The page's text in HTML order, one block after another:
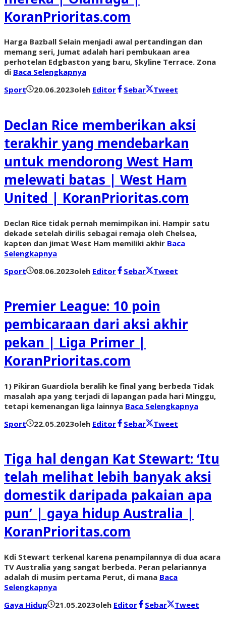
KoranPrioritas.com
Harga Bazball Selain menjadi awal pertandingan dan
memang seri, Jumat adalah hari pembukaan area
perhotelan Edgbaston yang baru, Skyline Terrace. Zona
di Baca Selengkapnya
Sport
20.06.2023oleh Editor Sebar Tweet
Declan Rice memberikan aksi
terakhir yang mendebarkan
untuk mendorong West Ham
melewati batas | West Ham
United | KoranPrioritas.com
Declan Rice tidak pernah memimpikan ini. Hampir satu
dekade setelah dirilis sebagai remaja oleh Chelsea,
kapten dan jimat West Ham memiliki akhir Baca
Selengkapnya
Sport
08.06.2023oleh Editor Sebar Tweet
Premier League: 10 poin
pembicaraan dari aksi akhir
pekan | Liga Primer |
KoranPrioritas.com
1) Pikiran Guardiola beralih ke final yang berbeda Tidak
masalah apa yang terjadi di lapangan pada hari Minggu,
tetapi kemenangan liga lainnya Baca Selengkapnya
Sport
22.05.2023oleh Editor Sebar Tweet
Tiga hal dengan Kat Stewart: ‘Itu
telah melihat lebih banyak aksi
domestik daripada pakaian apa
pun’ | gaya hidup Australia |
KoranPrioritas.com
Kdi Stewart terkenal karena penampilannya di dua acara
TV Australia yang sangat berbeda. Peran pelariannya
adalah di musim pertama Perut, di mana Baca
Selengkapnya
Gaya Hidup
21.05.2023oleh Editor Sebar Tweet